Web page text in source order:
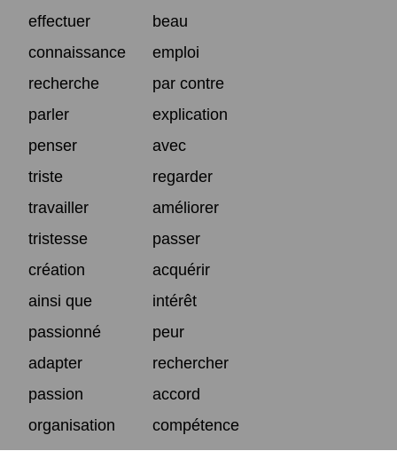
effectuer
beau
connaissance
emploi
recherche
par contre
parler
explication
penser
avec
triste
regarder
travailler
améliorer
tristesse
passer
création
acquérir
ainsi que
intérêt
passionné
peur
adapter
rechercher
passion
accord
organisation
compétence